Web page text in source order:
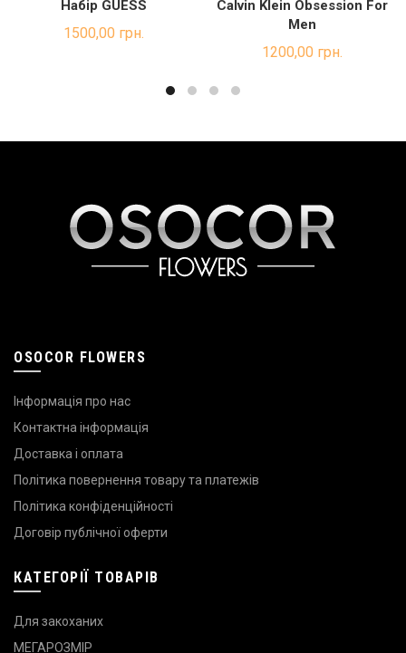
ДОДАТИ В КОШИК
Набір GUESS
1500,00 грн.
ДОДАТИ В КОШИК
Calvin Klein Obsession For
Men
1200,00 грн.
OSOCOR FLOWERS
Інформація про нас
Контактна інформація
Доставка і оплата
Політика повернення товару та платежів
Політика конфіденційності
Договір публічної оферти
КАТЕГОРІЇ ТОВАРІВ
Для закоханих
МЕГАРОЗМІР